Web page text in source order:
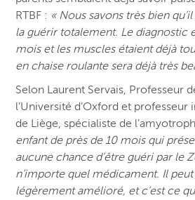
RTBF : « Nous savons très bien
la guérir totalement. Le diagnostic
mois et les muscles étaient déjà
en chaise roulante sera déjà très
Selon Laurent Servais, Professeur
l’Université d’Oxford et professeur
de Liège, spécialiste de
enfant de près de 10 mois qui
aucune chance d’être guéri par le
n’importe quel médicament. Il
légèrement amélioré, et c’est ce